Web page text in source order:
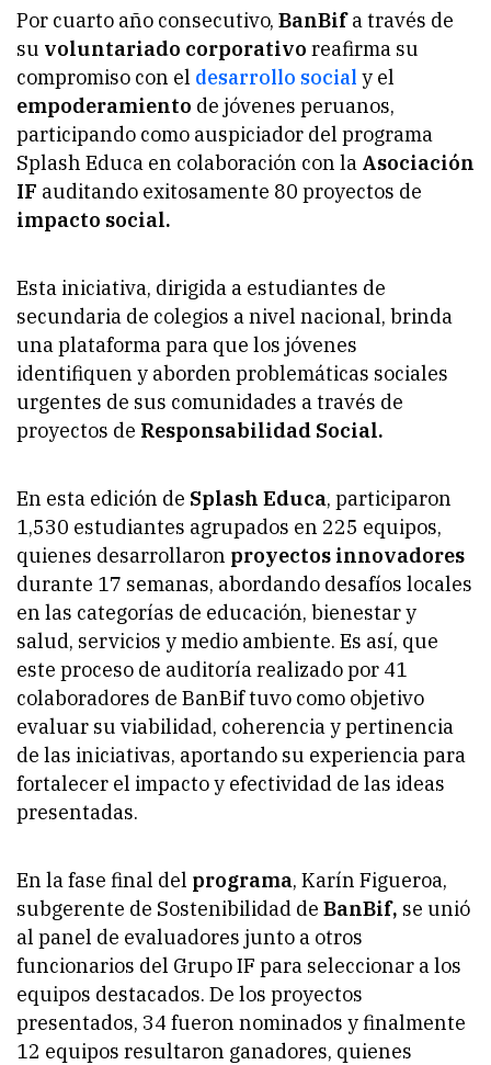
Por cuarto año consecutivo, BanBifa través de
su voluntariado corporativo reafirma su
compromiso con el desarrollo social y el
empoderamiento de jóvenes peruanos,
participando como auspiciador del programa
Splash Educa en colaboración con la Asociación
IF auditando exitosamente 80 proyectos de
impacto social.
Esta iniciativa, dirigida a estudiantes de
secundaria de colegios a nivel nacional, brinda
una plataforma para que los jóvenes
identifiquen y aborden problemáticas sociales
urgentes de sus comunidades a través de
proyectos de Responsabilidad Social.
En esta edición de Splash Educa, participaron
1,530 estudiantes agrupados en 225 equipos,
quienes desarrollaron proyectos innovadores
durante 17 semanas, abordando desafíos locales
en las categorías de educación, bienestar y
salud, servicios y medio ambiente. Es así, que
este proceso de auditoría realizado por 41
colaboradores de BanBif tuvo como objetivo
evaluar su viabilidad, coherencia y pertinencia
de las iniciativas, aportando su experiencia para
fortalecer el impacto y efectividad de las ideas
presentadas.
En la fase final del programa, Karín Figueroa,
subgerente de Sostenibilidad de BanBif, se unió
al panel de evaluadores junto a otros
funcionarios del Grupo IF para seleccionar a los
equipos destacados. De los proyectos
presentados, 34 fueron nominados y finalmente
12 equipos resultaron ganadores, quienes